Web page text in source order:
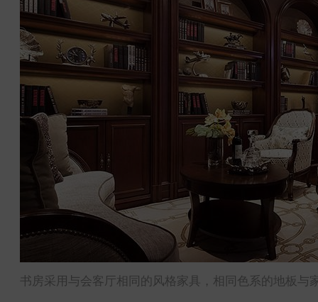
书房采用与会客厅相同的风格家具，相同色系的地板与